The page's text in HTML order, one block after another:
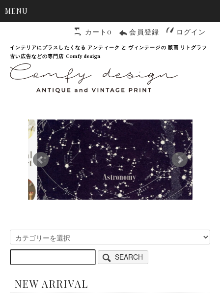
MENU
カート0 会員登録 ログイン
インテリアにプラスしたくなる アンティーク と ヴィンテージの 版画 リトグラフ
古い広告などの専門店 Comfy design
SEARCH
NEW ARRIVAL